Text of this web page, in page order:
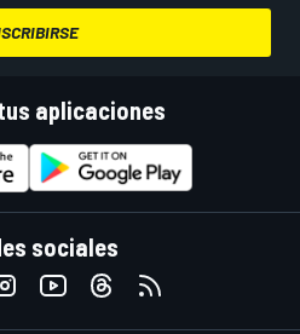
aplicaciones
sociales